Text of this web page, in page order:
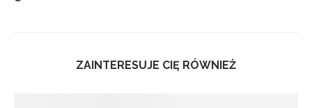
ZAINTERESUJE CIĘ RÓWNIEŻ